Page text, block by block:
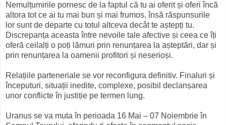
Nemulțumirile pornesc de la faptul că tu ai oferit și oferi încă
altora tot ce ai tu mai bun și mai frumos, însă răspunsurile
lor sunt de departe cu totul altceva decât te aștepți tu.
Discrepanța aceasta între nevoile tale afective și ceea ce îți
oferă ceilalți o poți lămuri prin renunțarea la așteptări, dar și
prin renunțarea la oamenii profitori și neserioși.
Relațiile parteneriale se vor reconfigura definitiv. Finaluri și
începuturi, situații inedite, complexe, posibil declanșarea
unor conflicte în justiție pe termen lung.
Uranus se va muta în perioada 16 Mai – 07 Noiembrie în